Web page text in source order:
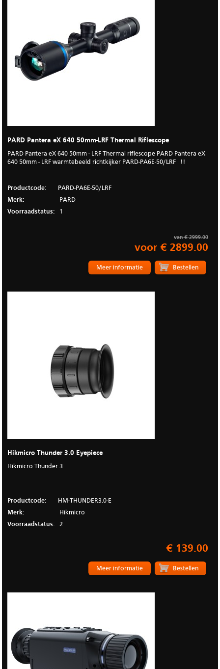
PARD Pantera eX 640 50mm-LRF Thermal Riflescope
PARD Pantera eX 640 50mm - LRF Thermal riflescope PARD Pantera eX
640 50mm - LRF warmtebeeld richtkijker PARD-PA6E-50/LRF !!
Productcode:
PARD-PA6E-50/LRF
Merk:
PARD
Voorraadstatus:
1
van € 2999.00
voor € 2899.00
Meer informatie
Hikmicro Thunder 3.0 Eyepiece
Hikmicro Thunder 3.
Productcode:
HM-THUNDER3.0-E
Merk:
Hikmicro
Voorraadstatus:
2
€ 139.00
Meer informatie